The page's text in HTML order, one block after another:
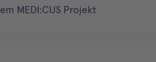
MEDI:CUS Projekt